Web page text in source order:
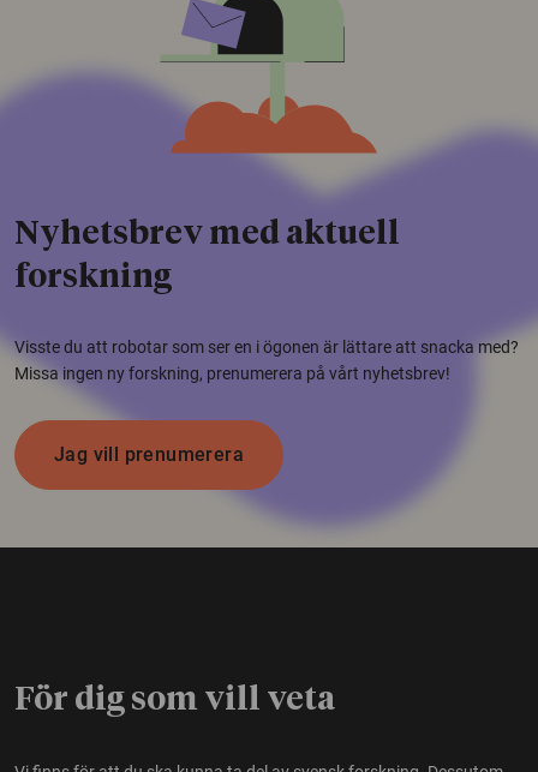
Nyhetsbrev med aktuell
forskning
Visste du att robotar som ser en i ögonen är lättare att snacka med?
Missa ingen ny forskning, prenumerera på vårt nyhetsbrev!
Jag vill prenumerera
För dig som vill veta